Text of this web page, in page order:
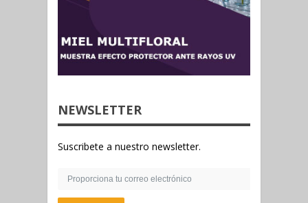
NEWSLETTER
Suscribete a nuestro newsletter.